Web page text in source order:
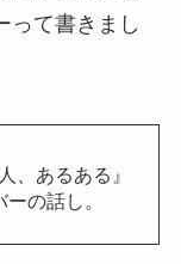
って書きまし
、あるある』
の話し。